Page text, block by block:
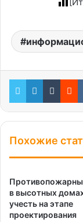
TwitterLinkedIn
Похожие
в высотных
учесть на этапе
проектирования